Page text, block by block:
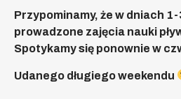
Przypominamy, że w dniach
prowadzone zajęcia nauki
Spotykamy się ponownie w
Udanego długiego weekendu